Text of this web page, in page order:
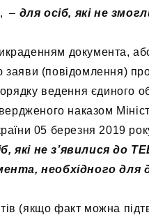
– для осіб, які не
документа,
заяви (повідомлення)
ведення єдиного
наказом
05 березня 2019
які не з’явилися до
необхідного для
(якщо факт можна